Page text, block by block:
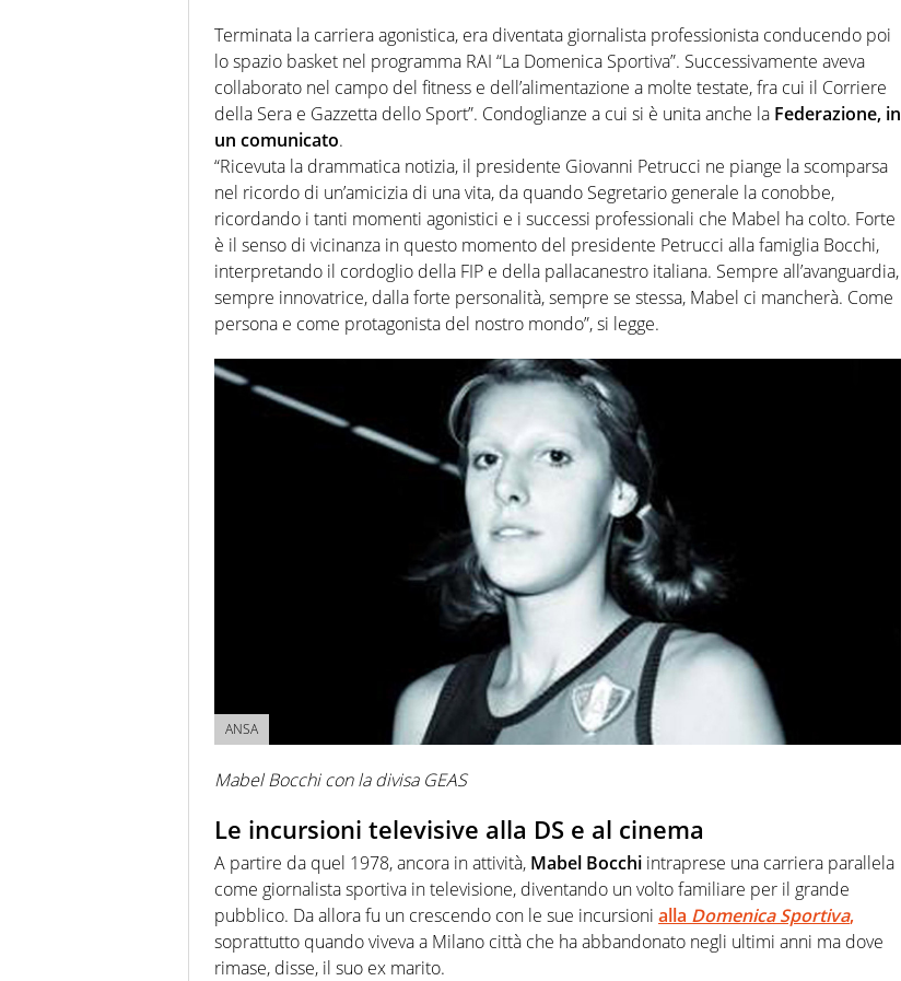
Terminata la carriera agonistica, era diventata giornalista professionista conducendo poi
lo spazio basket nel programma RAI “La Domenica Sportiva”. Successivamente aveva
collaborato nel campo del fitness e dell’alimentazione a molte testate, fra cui il Corriere
della Sera e Gazzetta dello Sport”. Condoglianze a cui si è unita anche la Federazione, in
un comunicato.
“Ricevuta la drammatica notizia, il presidente Giovanni Petrucci ne piange la scomparsa
nel ricordo di un’amicizia di una vita, da quando Segretario generale la conobbe,
ricordando i tanti momenti agonistici e i successi professionali che Mabel ha colto. Forte
è il senso di vicinanza in questo momento del presidente Petrucci alla famiglia Bocchi,
interpretando il cordoglio della FIP e della pallacanestro italiana. Sempre all’avanguardia,
sempre innovatrice, dalla forte personalità, sempre se stessa, Mabel ci mancherà. Come
persona e come protagonista del nostro mondo”, si legge.
ANSA
Mabel Bocchi con la divisa GEAS
Le incursioni televisive alla DS e al cinema
A partire da quel 1978, ancora in attività, Mabel Bocchi intraprese una carriera parallela
come giornalista sportiva in televisione, diventando un volto familiare per il grande
pubblico. Da allora fu un crescendo con le sue incursioni alla Domenica Sportiva,
soprattutto quando viveva a Milano città che ha abbandonato negli ultimi anni ma dove
rimase, disse, il suo ex marito.